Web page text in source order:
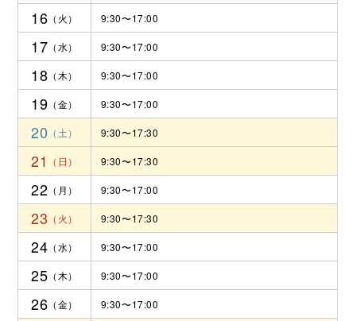
16 9:30〜17:00
17 9:30〜17:00
18 9:30〜17:00
19 9:30〜17:00
20 9:30〜17:30
21 9:30〜17:30
22 9:30〜17:00
23 9:30〜17:30
24 9:30〜17:00
25 9:30〜17:00
26 9:30〜17:00